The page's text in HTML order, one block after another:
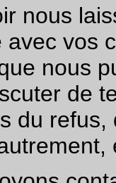
nous
avec vos
nous
de
du